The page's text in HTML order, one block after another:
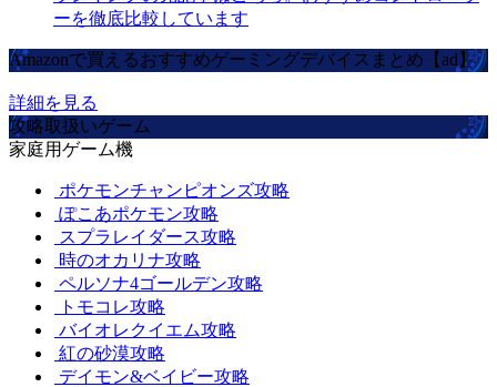
ーを徹底比較しています
Amazonで買えるおすすめゲーミングデバイスまとめ【ad】
詳細を見る
攻略取扱いゲーム
家庭用ゲーム機
ポケモンチャンピオンズ攻略
ぽこあポケモン攻略
スプラレイダース攻略
時のオカリナ攻略
ペルソナ4ゴールデン攻略
トモコレ攻略
バイオレクイエム攻略
紅の砂漠攻略
デイモン&ベイビー攻略